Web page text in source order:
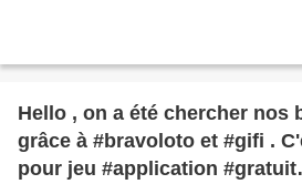
Hello , on a été chercher nos
grâce à #bravoloto et #gifi .
pour jeu #application #gratuit